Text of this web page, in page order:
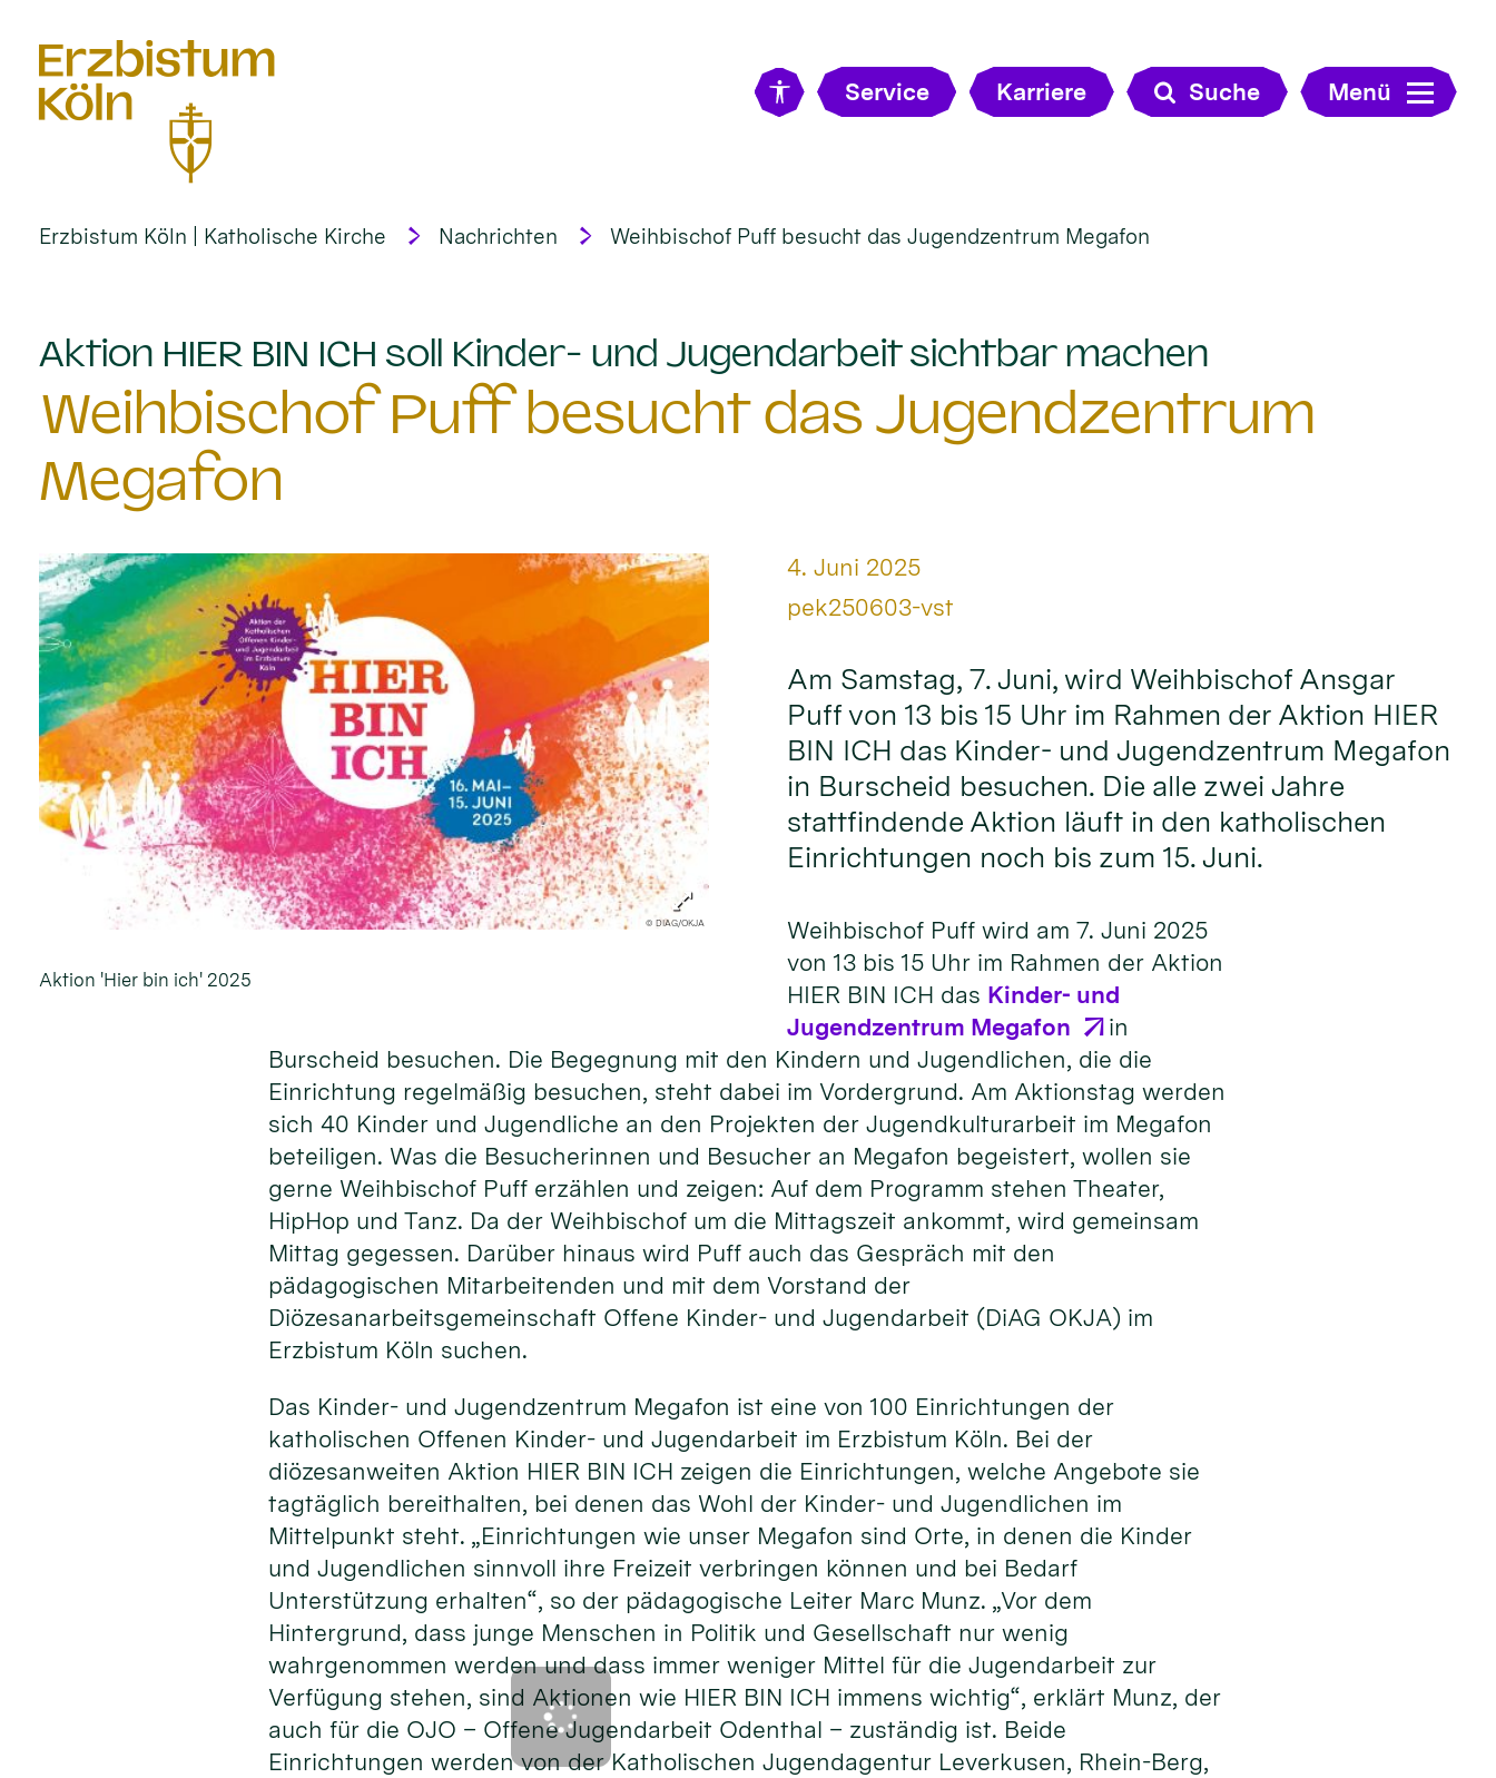
Service Karriere Suche Menü
Erzbistum Köln | Katholische Kirche Nachrichten Weihbischof Puff besucht das Jugendzentrum Megafon
Aktion HIER BIN ICH soll Kinder- und Jugendarbeit sichtbar machen
Weihbischof Puff besucht das Jugendzentrum
Megafon
© DIAG/OKJA
Aktion 'Hier bin ich' 2025
Datum:
4. Juni 2025
Von:
pek250603-vst
Am Samstag, 7. Juni, wird Weihbischof Ansgar
Puff von 13 bis 15 Uhr im Rahmen der Aktion HIER
BIN ICH das Kinder- und Jugendzentrum Megafon
in Burscheid besuchen. Die alle zwei Jahre
stattfindende Aktion läuft in den katholischen
Einrichtungen noch bis zum 15. Juni.
Weihbischof Puff wird am 7. Juni 2025
von 13 bis 15 Uhr im Rahmen der Aktion
HIER BIN ICH das Kinder- und
Jugendzentrum Megafon
in
Burscheid besuchen. Die Begegnung mit den Kindern und Jugendlichen, die die
Einrichtung regelmäßig besuchen, steht dabei im Vordergrund. Am Aktionstag werden
sich 40 Kinder und Jugendliche an den Projekten der Jugendkulturarbeit im Megafon
beteiligen. Was die Besucherinnen und Besucher an Megafon begeistert, wollen sie
gerne Weihbischof Puff erzählen und zeigen: Auf dem Programm stehen Theater,
HipHop und Tanz. Da der Weihbischof um die Mittagszeit ankommt, wird gemeinsam
Mittag gegessen. Darüber hinaus wird Puff auch das Gespräch mit den
pädagogischen Mitarbeitenden und mit dem Vorstand der
Diözesanarbeitsgemeinschaft Offene Kinder- und Jugendarbeit (DiAG OKJA) im
Erzbistum Köln suchen.
Das Kinder- und Jugendzentrum Megafon ist eine von 100 Einrichtungen der
katholischen Offenen Kinder- und Jugendarbeit im Erzbistum Köln. Bei der
diözesanweiten Aktion HIER BIN ICH zeigen die Einrichtungen, welche Angebote sie
tagtäglich bereithalten, bei denen das Wohl der Kinder- und Jugendlichen im
Mittelpunkt steht. „Einrichtungen wie unser Megafon sind Orte, in denen die Kinder
und Jugendlichen sinnvoll ihre Freizeit verbringen können und bei Bedarf
Unterstützung erhalten“, so der pädagogische Leiter Marc Munz. „Vor dem
Hintergrund, dass junge Menschen in Politik und Gesellschaft nur wenig
wahrgenommen werden und dass immer weniger Mittel für die Jugendarbeit zur
Verfügung stehen, sind Aktionen wie HIER BIN ICH immens wichtig“, erklärt Munz, der
auch für die OJO – Offene Jugendarbeit Odenthal – zuständig ist. Beide
Einrichtungen werden von der Katholischen Jugendagentur Leverkusen, Rhein-Berg,